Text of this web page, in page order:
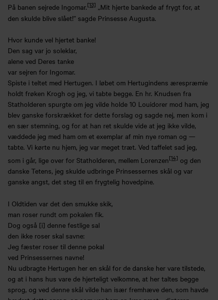
På banen sejrede Ingomar.[13] „Mit hjerte bankede af frygt for, at
den skulde blive slået!” sagde Prinsesse Augusta.
Hvor kunde vel hjertet banke!
Den sag var jo soleklar,
alene ved Deres tanke
var sejren for Ingomar.
Spiste i teltet med Hertugen. I løbet om Hertugindens ærespræmie
holdt frøken Krogh og jeg, vi tabte begge. En hr. Knudsen fra
Statholderen spurgte om jeg vilde holde 10 Louidorer mod ham, jeg
blev ganske forskrækket for dette forslag og sagde nej, men kom i
en sær stemning, og for at han ret skulde vide at jeg ikke vilde,
væddede jeg med ham om et exemplar af min nye roman og —
tabte. Vi kørte nu hjem, jeg var meget træt. Ved taffelet sad jeg,
som i går, lige over for Statholderen, mellem Lorenzen[14] og den
danske Tetens, jeg skulde udbringe Prinsessernes skål og var
ganske angst, det steg til en frygtelig hovedpine.
I Oldtiden var det den smukke skik,
man roser rundt om pokalen fik.
Dog også [i] denne festlige sal
den ikke roser skal savne:
Jeg fæster roser til denne pokal
ved Prinsessernes navne!
Nu udbragte Hertugen her en skål for de danske her vare tilstede,
og at i hans hus vare de hjerteligt velkomne, at her taltes begge
sprog, og ved denne skål vilde han især fremhæve den, som havde